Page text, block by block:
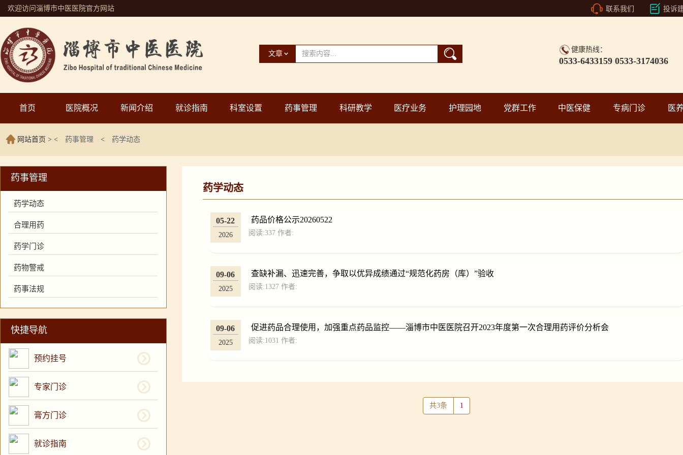
欢迎访问淄博市中医医院官方网站 联系我们 投诉
文章
健康热线：
0533-6433159 0533-3174036
首页 医院概况 新闻介绍 就诊指南 科室设置 药事管理 科研教学 医疗业务 护理园地 党群工作 中医保健 专病门诊 医
网站首页 > < 药事管理 < 药学动态
药学动态
05-22
2026
药品价格公示20260522
阅读:337 作者:
09-06
2025
查缺补漏、迅速完善，争取以优异成绩通过“规范化药房（库）”验收
阅读:1327 作者:
09-06
2025
促进药品合理使用，加强重点药品监控——淄博市中医医院召开2023年度第一次合理用药评价分析会
阅读:1031 作者:
共3条 1
药事管理
药学动态
合理用药
药学门诊
药物警戒
药事法规
快捷导航
预约挂号
专家门诊
膏方门诊
就诊指南